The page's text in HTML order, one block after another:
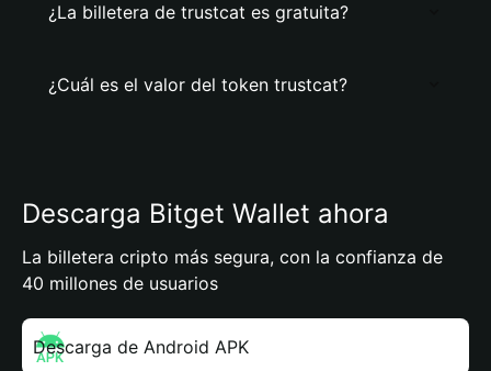
¿La billetera de trustcat es gratuita?
¿Cuál es el valor del token trustcat?
Descarga Bitget Wallet ahora
La billetera cripto más segura, con la confianza de
40 millones de usuarios
Descarga de Android APK